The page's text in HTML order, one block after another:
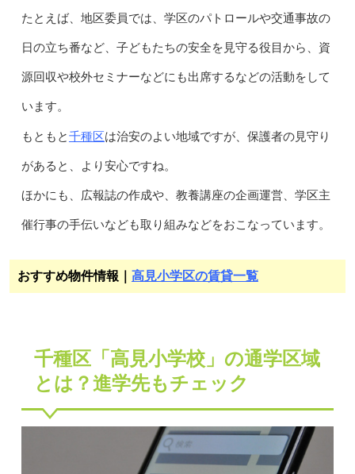
たとえば、地区委員では、学区のパトロールや交通事故の
日の立ち番など、子どもたちの安全を見守る役目から、資
源回収や校外セミナーなどにも出席するなどの活動をして
います。
もともと千種区は治安のよい地域ですが、保護者の見守り
があると、より安心ですね。
ほかにも、広報誌の作成や、教養講座の企画運営、学区主
催行事の手伝いなども取り組みなどをおこなっています。
おすすめ物件情報｜ 高見小学区の賃貸一覧
千種区「高見小学校」の通学区域
とは？進学先もチェック